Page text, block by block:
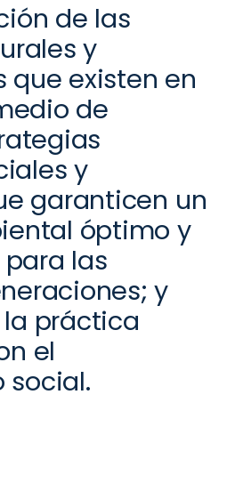
de las
y
que existen en
de
y
garanticen un
óptimo y
las
y
práctica
el
social.